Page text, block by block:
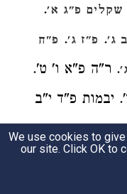
שקלים פ"ג א'.
ג'. פ"ז ג'. פ"ח
. ר"ה פ"א ו' ט'.
יבמות פ"ד י"ב
פט"ז ז'.
פי"א ד'.
We use cookies to
our site. Click OK to